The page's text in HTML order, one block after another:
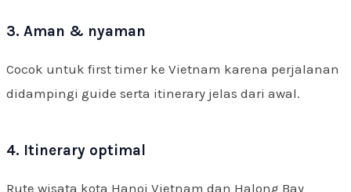
3. Aman & nyaman
Cocok untuk first timer ke Vietnam karena perjalanan
didampingi guide serta itinerary jelas dari awal.
4. Itinerary optimal
Rute wisata kota Hanoi Vietnam dan Halong Bay